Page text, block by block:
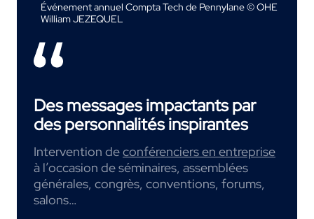
Événement annuel Compta Tech de Pennylane © OHE
William JEZEQUEL
Des messages impactants par
des personnalités inspirantes
Intervention deconférenciers en entreprise
à l’occasion de séminaires, assemblées
générales, congrès, conventions, forums,
salons…